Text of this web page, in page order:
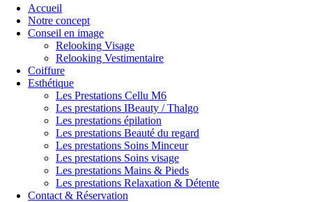
Accueil
Notre concept
Conseil en image
Relooking Visage
Relooking Vestimentaire
Coiffure
Esthétique
Les Prestations Cellu M6
Les prestations IBeauty / Thalgo
Les prestations épilation
Les prestations Beauté du regard
Les prestations Soins Minceur
Les prestations Soins visage
Les prestations Mains & Pieds
Les prestations Relaxation & Détente
Contact & Réservation